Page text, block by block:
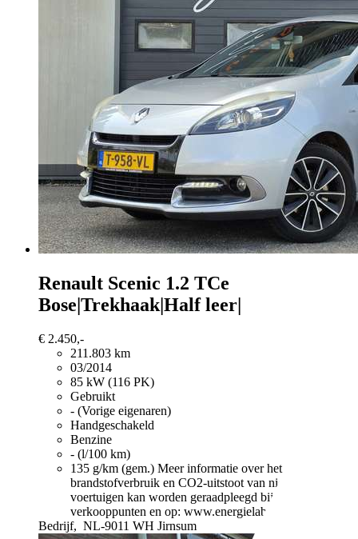
Renault Scenic 1.2 TCe
Bose|Trekhaak|Half leer|
€ 2.450,-
211.803 km
03/2014
85 kW (116 PK)
Gebruikt
- (Vorige eigenaren)
Handgeschakeld
Benzine
- (l/100 km)
135 g/km (gem.) Meer informatie over het
brandstofverbruik en CO2-uitstoot van nieuwe
voertuigen kan worden geraadpleegd bij alle
verkooppunten en op: www.energielabel.nl
Bedrijf, NL-9011 WH Jirnsum